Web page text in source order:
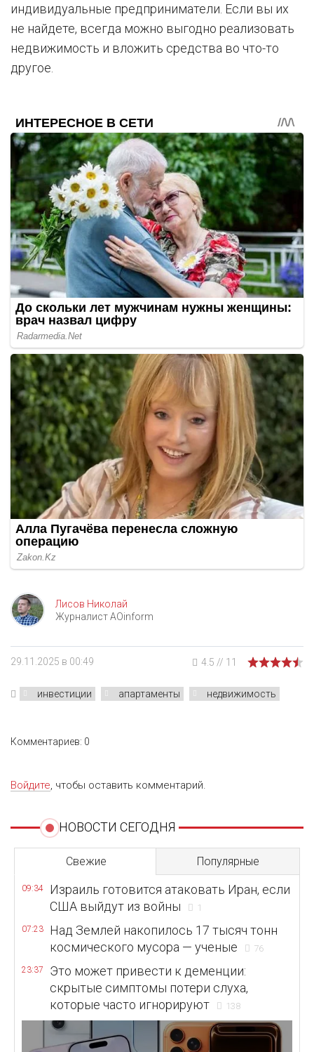
индивидуальные предприниматели. Если вы их
не найдете, всегда можно выгодно реализовать
недвижимость и вложить средства во что-то
другое.
Лисов Николай
Журналист AOinform
29.11.2025 в 00:49 4.5 // 11
инвестиции апартаменты недвижимость
Комментариев: 0
Войдите, чтобы оставить комментарий.
НОВОСТИ СЕГОДНЯ
Свежие Популярные
09:34
Израиль готовится атаковать Иран, если
США выйдут из войны
1
07:23
Над Землей накопилось 17 тысяч тонн
космического мусора — ученые
76
23:37
Это может привести к деменции:
скрытые симптомы потери слуха,
которые часто игнорируют
138